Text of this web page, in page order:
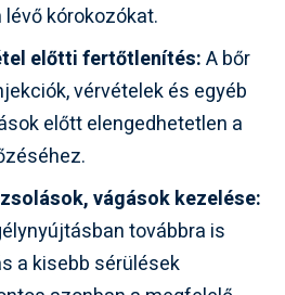
kórokozókat.
előtti fertőtlenítés:A bőr
vérvételek és egyéb
előtt elengedhetetlen a
vágások kezelése:
továbbra is
a kisebb sérülések